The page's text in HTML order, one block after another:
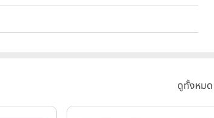
ดูทั้งหมด